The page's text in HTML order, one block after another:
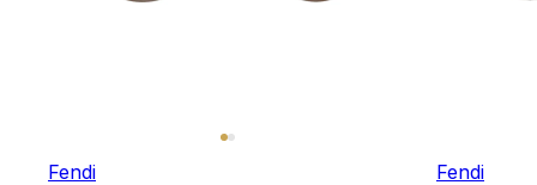
Fendi Fendi